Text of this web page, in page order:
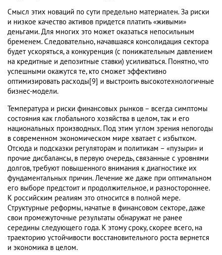
Смысл этих новаций по сути предельно материален. За риски
и низкое качество активов придется платить «живыми»
деньгами. Для многих это может оказаться непосильным
бременем. Следовательно, начавшаяся консолидация сектора
будет ускоряться, а конкуренция (с понижательным давлением
на кредитные и депозитные ставки) усиливаться. Понятно, что
успешными окажутся те, кто сможет эффективно
оптимизировать расходы[9] и выстроить высокотехнологичные
бизнес-модели.
Температура и риски финансовых рынков – всегда симптомы
состояния как глобального хозяйства в целом, так и его
национальных производных. Под этим углом зрения непогоды
в современном экономическом мире хватает с избытком.
Отсюда и подсказки регуляторам и политикам – «пузыри» и
прочие дисбалансы, в первую очередь, связанные с уровнями
долгов, требуют повышенного внимания к диагностике их
фундаментальных причин. Лечение же даже при оптимальном
его выборе предстоит и продолжительное, и разностороннее.
К российским реалиям это относится в полной мере.
Структурные реформы, начатые в финансовом секторе, даже
свои промежуточные результаты обнаружат не ранее
середины следующего года. К этому сроку, скорее всего, на
траекторию устойчивости восстановительного роста вернется
и экономика в целом.